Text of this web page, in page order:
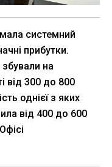
системний
прибутки.
на
від 300 до 800
однієї з яких
від 400 до 600